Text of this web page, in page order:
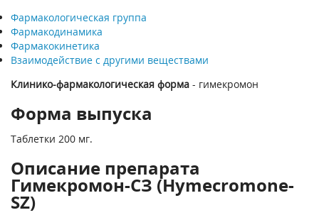
Фармакологическая группа
Фармакодинамика
Фармакокинетика
Взаимодействие с другими веществами
Клинико-фармакологическая форма - гимекромон
Форма выпуска
Таблетки 200 мг.
Описание препарата
Гимекромон-СЗ (Hymecromone-
SZ)